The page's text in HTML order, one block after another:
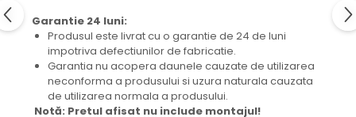
Garantie 24 luni:
Produsul este livrat cu o garantie de 24 de luni
impotriva defectiunilor de fabricatie.
Garantia nu acopera daunele cauzate de utilizarea
neconforma a produsului si uzura naturala cauzata
de utilizarea normala a produsului.
Notă: Pretul afisat nu include montajul!